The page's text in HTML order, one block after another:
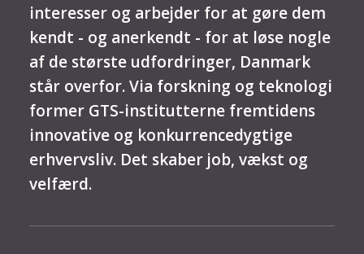
interesser og arbejder for at gøre dem
kendt - og anerkendt - for at løse nogle
af de største udfordringer, Danmark
står overfor. Via forskning og teknologi
former GTS-institutterne fremtidens
innovative og konkurrencedygtige
erhvervsliv. Det skaber job, vækst og
velfærd.